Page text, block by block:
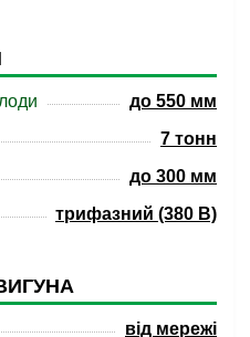
до 550 мм
7 тонн
до 300 мм
трифазний (380 В)
від мережі